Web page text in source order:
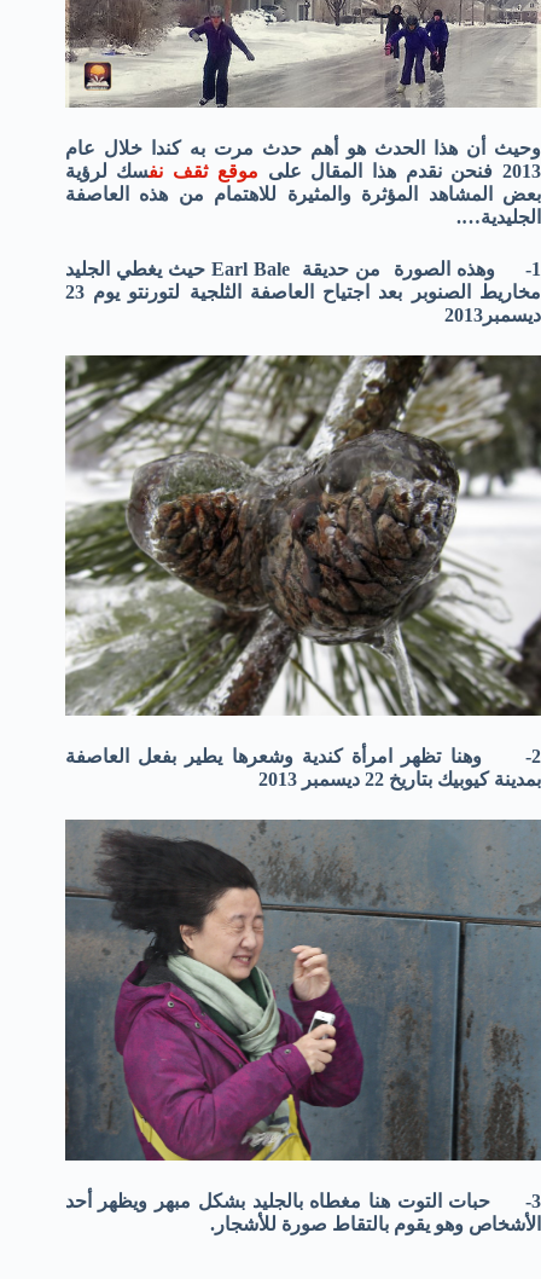
وحيث أن هذا الحدث هو أهم حدث مرت به كندا خلال عام
2013 فنحن نقدم هذا المقال على
موقع ثقف نفسك لرؤية
بعض المشاهد المؤثرة والمثيرة للاهتمام من هذه العاصفة
الجليدية….
1- وهذه الصورة من حديقة Earl Bale حيث يغطي الجليد
مخاريط الصنوبر بعد اجتياح العاصفة الثلجية لتورنتو يوم 23
ديسمبر2013
2- وهنا تظهر امرأة كندية وشعرها يطير بفعل العاصفة
بمدينة كيوبيك بتاريخ 22 ديسمبر 2013
3- حبات التوت هنا مغطاه بالجليد بشكل مبهر ويظهر أحد
الأشخاص وهو يقوم بالتقاط صورة للأشجار.